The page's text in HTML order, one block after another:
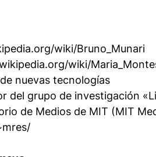
wiki/Bruno_Munari
wiki/
nuevas tecnologías
del grupo de investigación
de Medios de MIT (MIT